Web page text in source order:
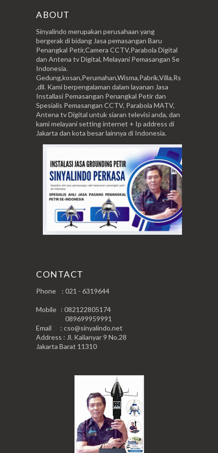
ABOUT
Sinyalindo merupakan perusahaan yang
bergerak di bidang Jasa pemasangan Baru
Penangkal Petir,Camera CCTV,Parabola Digital
dan Antena tv Digital, Melayani Pemasangan Se
Indonesia.
Gedung,kosan,Perumahan,Wisma,Pabrik,Villa,Rs
,dll. Kami berpengalaman dalam layanan Jasa
Installasi Pemasangan Penangkal Petir dan
Spesialis Pemasangan CCTV, Parabola MATV,
Antena tv Digital untuk siaran televisi anda, dan
kami melayani setting internet + Ip address di
Jakarta dan kota besar lainnya di Indonesia.
CONTACT
Phone : 021 - 6319644
Mobile : 082122805174
089699959991
Email : cso@sinyalindo.net
Address : Jl. Kalianyar 9 No.28
Jakarta Barat 11310